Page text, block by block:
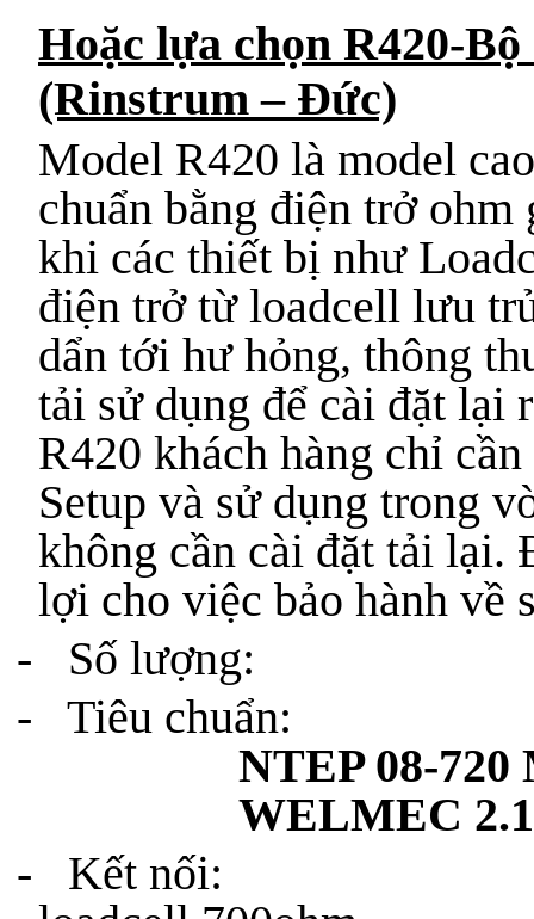
Hoặc lựa chọn R420-
(Rinstrum – Đức)
Model R420 là model
chuẩn bằng điện trở
khi các thiết bị như
điện trở từ loadcell lưu
dẩn tới hư hỏng, thông
tải sử dụng để cài đặt lại
R420 khách hàng chỉ
Setup và sử dụng trong
không cần cài đặt tải lại.
lợi cho việc bảo hành về
- Số lượng:
- Tiêu
NTEP 08-
WELMEC
- Kết nối: 16